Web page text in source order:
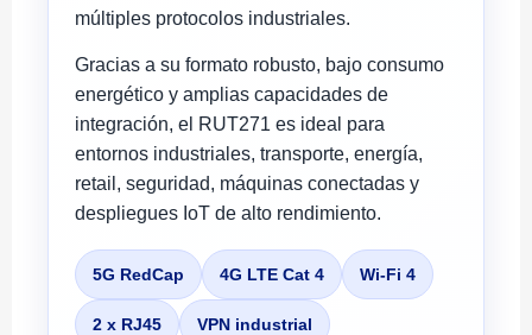
múltiples protocolos industriales.
Gracias a su formato robusto, bajo consumo
energético y amplias capacidades de
integración, el RUT271 es ideal para
entornos industriales, transporte, energía,
retail, seguridad, máquinas conectadas y
despliegues IoT de alto rendimiento.
5G RedCap 4G LTE Cat 4 Wi-Fi 4
2 x RJ45 VPN industrial